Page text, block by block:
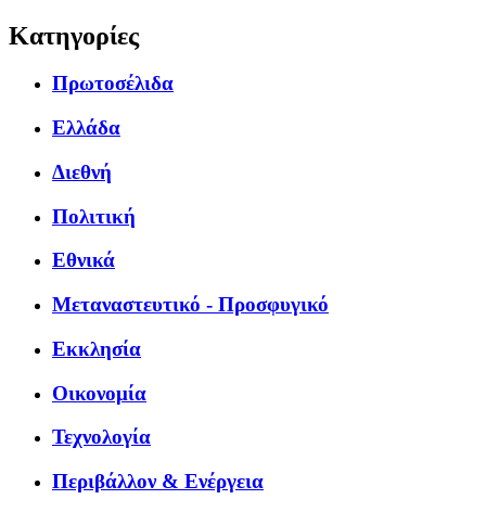
Κατηγορίες
Πρωτοσέλιδα
Ελλάδα
Διεθνή
Πολιτική
Εθνικά
Μεταναστευτικό - Προσφυγικό
Εκκλησία
Οικονομία
Τεχνολογία
Περιβάλλον & Ενέργεια